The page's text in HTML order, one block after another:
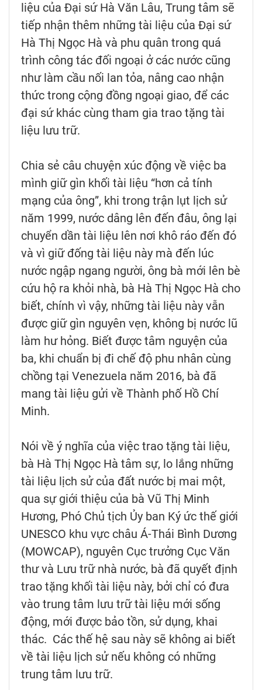
liệu của Đại sứ Hà Văn Lâu, Trung tâm sẽ
tiếp nhận thêm những tài liệu của Đại sứ
Hà Thị Ngọc Hà và phu quân trong quá
trình công tác đối ngoại ở các nước cũng
như làm cầu nối lan tỏa, nâng cao nhận
thức trong cộng đồng ngoại giao, để các
đại sứ khác cùng tham gia trao tặng tài
liệu lưu trữ.
Chia sẻ câu chuyện xúc động về việc ba
mình giữ gìn khối tài liệu “hơn cả tính
mạng của ông”, khi trong trận lụt lịch sử
năm 1999, nước dâng lên đến đâu, ông lại
chuyển dần tài liệu lên nơi khô ráo đến đó
và vì giữ đống tài liệu này mà đến lúc
nước ngập ngang người, ông bà mới lên bè
cứu hộ ra khỏi nhà, bà Hà Thị Ngọc Hà cho
biết, chính vì vậy, những tài liệu này vẫn
được giữ gìn nguyên vẹn, không bị nước lũ
làm hư hỏng. Biết được tâm nguyện của
ba, khi chuẩn bị đi chế độ phu nhân cùng
chồng tại Venezuela năm 2016, bà đã
mang tài liệu gửi về Thành phố Hồ Chí
Minh.
Nói về ý nghĩa của việc trao tặng tài liệu,
bà Hà Thị Ngọc Hà tâm sự, lo lắng những
tài liệu lịch sử của đất nước bị mai một,
qua sự giới thiệu của bà Vũ Thị Minh
Hương, Phó Chủ tịch Ủy ban Ký ức thế giới
UNESCO khu vực châu Á-Thái Bình Dương
(MOWCAP), nguyên Cục trưởng Cục Văn
thư và Lưu trữ nhà nước, bà đã quyết định
trao tặng khối tài liệu này, bởi chỉ có đưa
vào trung tâm lưu trữ tài liệu mới sống
động, mới được bảo tồn, sử dụng, khai
thác. Các thế hệ sau này sẽ không ai biết
về tài liệu lịch sử nếu không có những
trung tâm lưu trữ.